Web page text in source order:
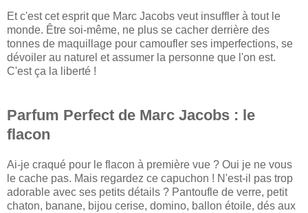
Et c'est cet esprit que Marc Jacobs veut insuffler à tout le
monde. Être soi-même, ne plus se cacher derrière des
tonnes de maquillage pour camoufler ses imperfections, se
dévoiler au naturel et assumer la personne que l'on est.
C'est ça la liberté !
Parfum Perfect de Marc Jacobs : le
flacon
Ai-je craqué pour le flacon à première vue ? Oui je ne vous
le cache pas. Mais regardez ce capuchon ! N'est-il pas trop
adorable avec ses petits détails ? Pantoufle de verre, petit
chaton, banane, bijou cerise, domino, ballon étoile, dés aux